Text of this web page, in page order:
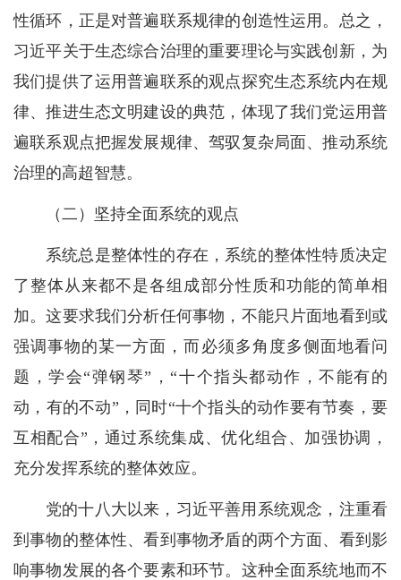
性循环，正是对普遍联系规律的创造性运用。总之，
习近平关于生态综合治理的重要理论与实践创新，为
我们提供了运用普遍联系的观点探究生态系统内在规
律、推进生态文明建设的典范，体现了我们党运用普
遍联系观点把握发展规律、驾驭复杂局面、推动系统
治理的高超智慧。
（二）坚持全面系统的观点
系统总是整体性的存在，系统的整体性特质决定
了整体从来都不是各组成部分性质和功能的简单相
加。这要求我们分析任何事物，不能只片面地看到或
强调事物的某一方面，而必须多角度多侧面地看问
题，学会“弹钢琴”，“十个指头都动作，不能有的
动，有的不动”，同时“十个指头的动作要有节奏，要
互相配合”，通过系统集成、优化组合、加强协调，
充分发挥系统的整体效应。
党的十八大以来，习近平善用系统观念，注重看
到事物的整体性、看到事物矛盾的两个方面、看到影
响事物发展的各个要素和环节。这种全面系统地而不